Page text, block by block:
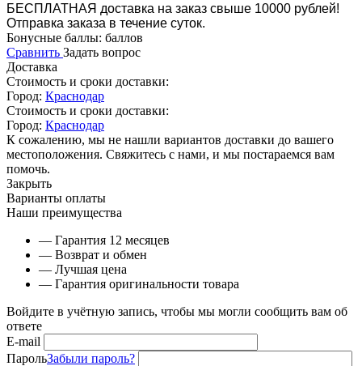
БЕСПЛАТНАЯ доставка на заказ свыше 10000 рублей!
Отправка заказа в течение суток.
Бонусные баллы: баллов
Сравнить Задать вопрос
Доставка
Стоимость и сроки доставки:
Город: Краснодар
Стоимость и сроки доставки:
Город: Краснодар
К сожалению, мы не нашли вариантов доставки до вашего
местоположения. Свяжитесь с нами, и мы постараемся вам
помочь.
Закрыть
Варианты оплаты
Наши преимущества
— Гарантия 12 месяцев
— Возврат и обмен
— Лучшая цена
— Гарантия оригинальности товара
Войдите в учётную запись, чтобы мы могли сообщить вам об
ответе
E-mail
ПарольЗабыли пароль?